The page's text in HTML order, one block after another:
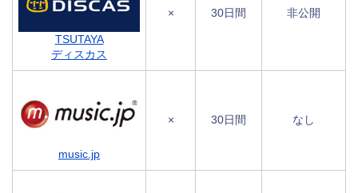
TSUTAYA
ディスカス
× 30日間 非公開
music.jp
× 30日間 なし